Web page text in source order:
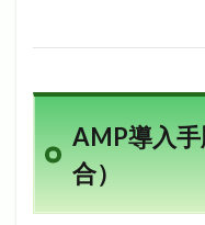
AMP導入
合）